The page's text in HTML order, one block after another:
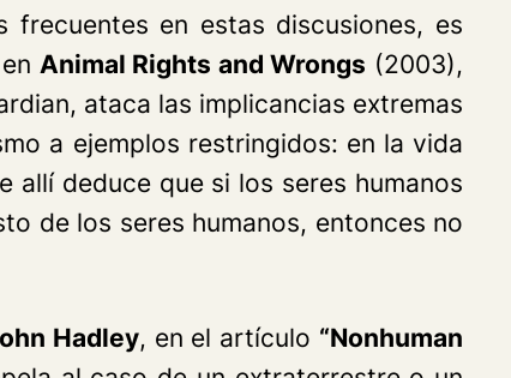
en estas discusiones, es
Animal Rights and Wrongs (2003),
, ataca las implicancias extremas
a ejemplos restringidos: en la vida
deduce que si los seres humanos
de los seres humanos, entonces no
Hadley, en el artículo “Nonhuman